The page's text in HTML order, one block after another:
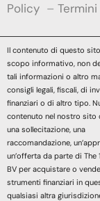
Policy –
Il contenuto di questo
scopo informativo, non
tali informazioni o altro
consigli legali, fiscali, di
finanziari o di altro tipo.
contenuto nel nostro sito
una sollecitazione, una
raccomandazione,
un’offerta da parte di The
BV per acquistare o
strumenti finanziari in
qualsiasi altra